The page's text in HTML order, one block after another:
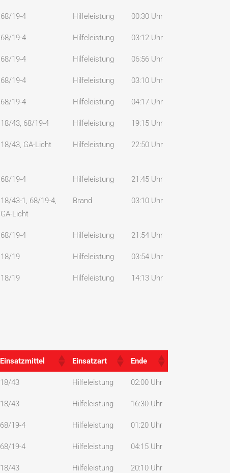
68/19-4 Hilfeleistung 00:30 Uhr
68/19-4 Hilfeleistung 03:12 Uhr
68/19-4 Hilfeleistung 06:56 Uhr
68/19-4 Hilfeleistung 03:10 Uhr
68/19-4 Hilfeleistung 04:17 Uhr
18/43, 68/19-4 Hilfeleistung 19:15 Uhr
18/43, GA-Licht Hilfeleistung 22:50 Uhr
68/19-4 Hilfeleistung 21:45 Uhr
18/43-1, 68/19-4,
GA-Licht
Brand 03:10 Uhr
68/19-4 Hilfeleistung 21:54 Uhr
18/19 Hilfeleistung 03:54 Uhr
18/19 Hilfeleistung 14:13 Uhr
Einsatzmittel Einsatzart
Ende
Einsatzmittel Einsatzart Ende
18/43 Hilfeleistung 02:00 Uhr
18/43 Hilfeleistung 16:30 Uhr
68/19-4 Hilfeleistung 01:20 Uhr
68/19-4 Hilfeleistung 04:15 Uhr
18/43 Hilfeleistung 20:10 Uhr